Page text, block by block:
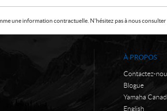
une information contractuelle. N'hésitez pas à nous consulter
À PROPOS
Contactez-
Blogue
Yamaha
English